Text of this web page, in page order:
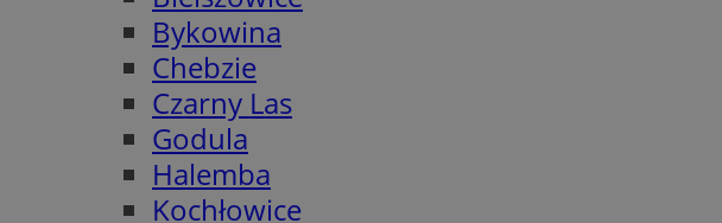
Bykowina
Chebzie
Czarny Las
Godula
Halemba
Kochłowice